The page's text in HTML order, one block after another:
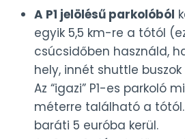
A P1 jelölésű parkolóból
egyik 5,5 km-re a tótól
csúcsidőben használd,
hely, innét shuttle
Az “igazi” P1-es parkoló
méterre található a tótól.
baráti 5 euróba kerül.